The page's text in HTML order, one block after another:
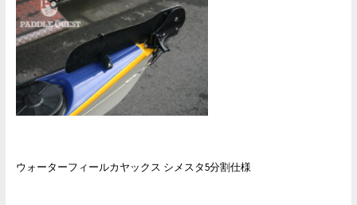
ウォーターフィールカヤックス シメスタ5分割仕様